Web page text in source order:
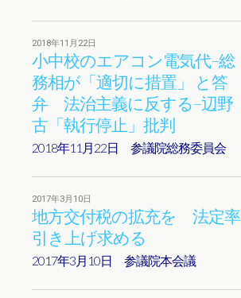
2018年11月22日
小中校のエアコン電気代–総
務相が「適切に措置」 と答
弁 法治主義に反する–辺野
古「執行停止」批判
2018年11月22日 参議院総務委員会
2017年3月10日
地方交付税の拡充を 法定率
引き上げ求める
2017年3月10日 参議院本会議